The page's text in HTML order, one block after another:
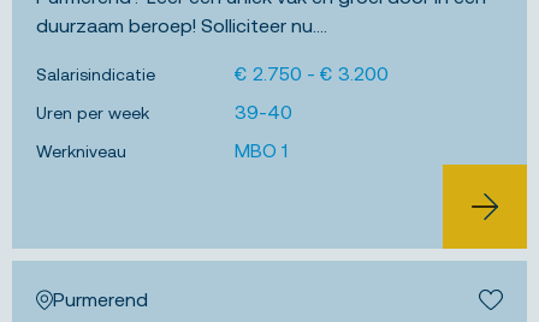
duurzaam beroep! Solliciteer nu....
Salarisindicatie € 2.750 - € 3.200
Uren per week 39-40
Werkniveau MBO 1
BEKIJK
Purmerend